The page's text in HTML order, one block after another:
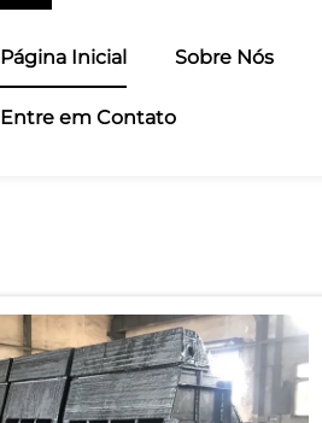
Página Inicial Sobre Nós
Entre em Contato